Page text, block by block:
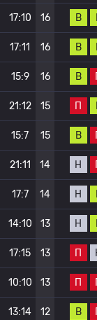
17:10 16 В
17:11 16 В
15:9 16 В
21:12 15 П
15:7 15 В
21:11 14 Н
17:7 14 Н
14:10 13 Н
17:15 13 П
10:10 13 П
13:14 12 В